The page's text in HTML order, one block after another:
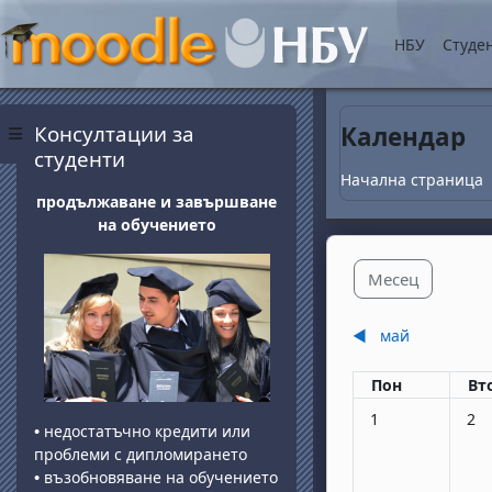
Прескочи на
Страничен панел
НБУ
Календар
Начална страница
Месец
◀︎ май
Понеделник
Пон
Няма събития,
1 2
Блокове
Консултации за
студенти
продължаване и завършване
на обучението
• недостатъчно кредити или
проблеми с дипломирането
• възобновяване на обучението